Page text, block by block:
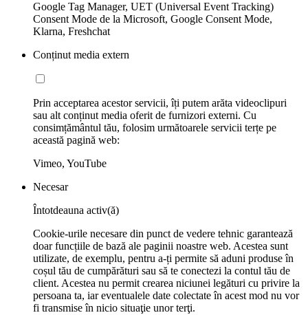
Google Tag Manager, UET (Universal Event Tracking)
Consent Mode de la Microsoft, Google Consent Mode,
Klarna, Freshchat
Conținut media extern
Prin acceptarea acestor servicii, îți putem arăta videoclipuri
sau alt conținut media oferit de furnizori externi. Cu
consimțământul tău, folosim următoarele servicii terțe pe
această pagină web:
Vimeo, YouTube
Necesar
Întotdeauna activ(ă)
Cookie-urile necesare din punct de vedere tehnic garantează
doar funcțiile de bază ale paginii noastre web. Acestea sunt
utilizate, de exemplu, pentru a-ți permite să aduni produse în
coșul tău de cumpărături sau să te conectezi la contul tău de
client. Acestea nu permit crearea niciunei legături cu privire la
persoana ta, iar eventualele date colectate în acest mod nu vor
fi transmise în nicio situaţie unor terţi.